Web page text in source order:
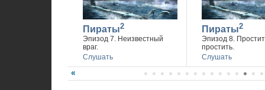
Пираты2
Эпизод 7. Неизвестный
враг.
Слушать
Пираты2
Эпизод 8.
простить.
Слушать